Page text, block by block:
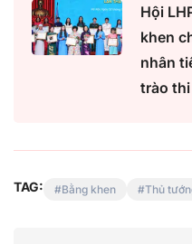
Hội
khen
nhân
trào
TAG: Bằng khen Thủ